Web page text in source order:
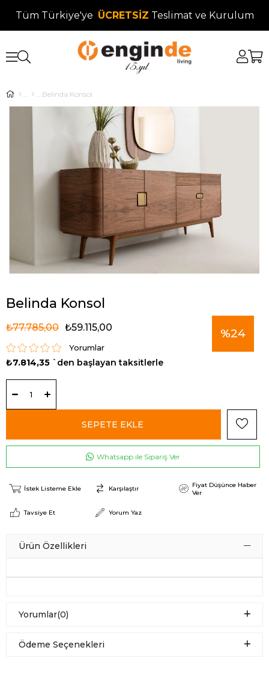
Tüm Türkiye'ye ÜCRETSİZ Teslimat ve Kurulum
Belinda Konsol
Belinda Konsol
%24
₺77.785,00 ₺59.115,00
Yorumlar
₺7.814,35 `den başlayan taksitlerle
Whatsapp ile Sipariş Ver
İstek Listeme Ekle Karşılaştır
Fiyat Düşünce Haber
Ver
Tavsiye Et Yorum Yaz
Ürün Özellikleri
Yorumlar(0)
Ödeme Seçenekleri